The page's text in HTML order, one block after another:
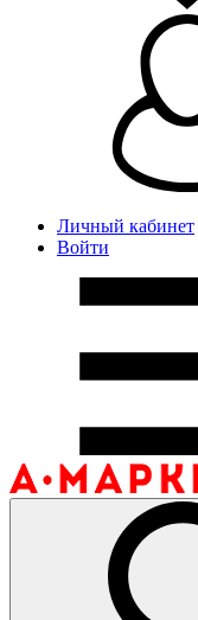
Личный кабинет
Войти